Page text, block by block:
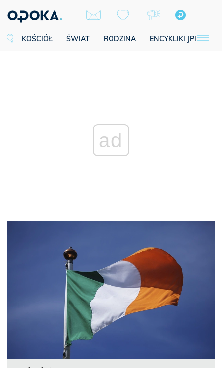
KOŚCIÓŁ ŚWIAT RODZINA ENCYKLIKI JPII
ad